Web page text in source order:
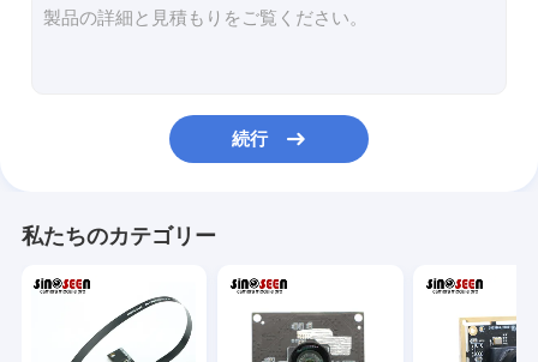
続行
私たちのカテゴリー